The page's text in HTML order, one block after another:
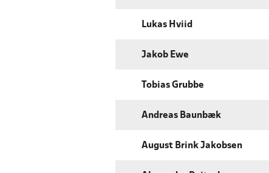
Lukas Hviid
Jakob Ewe
Tobias Grubbe
Andreas Baunbæk
August Brink Jakobsen